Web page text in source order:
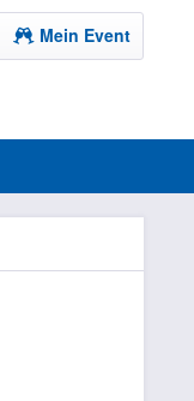
Mein Event